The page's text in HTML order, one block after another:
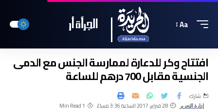
Aa
افتتاح وكر للدعارة لممارسة الجنس مع الدمى
الجنسية مقابل 700 درهم للساعة
إدارة التحرير 28 فبراير، 2017 الساعة 3:36 مساءً 1 Min Read
شارك